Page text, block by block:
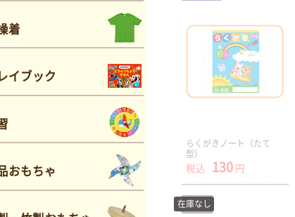
着
イブック
おもちゃ
らくがきノート（たて
型）
税込 130 円
在庫切
在庫なし